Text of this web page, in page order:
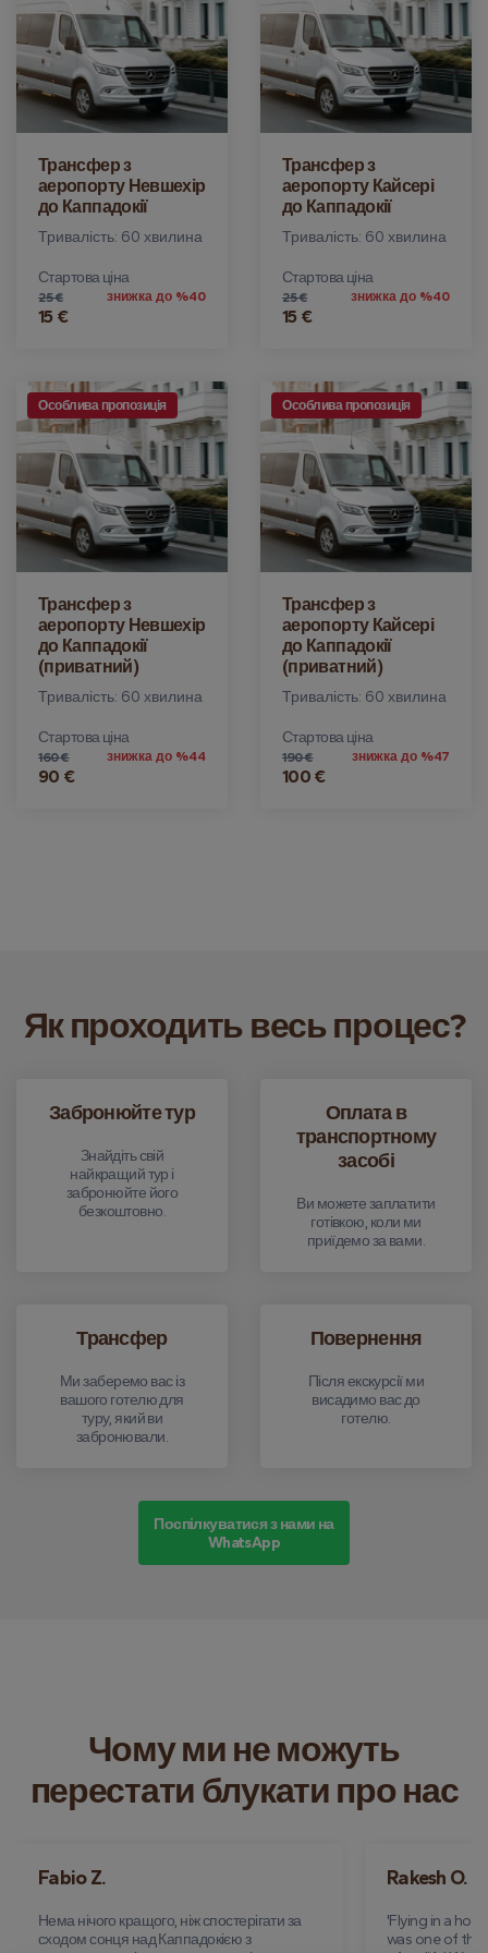
Трансфер з
аеропорту Невшехір
до Каппадокії
Тривалість: 60 хвилина
Стартова ціна
25 €
15 €
знижка до %40
Трансфер з
аеропорту Кайсері
до Каппадокії
Тривалість: 60 хвилина
Стартова ціна
25 €
15 €
знижка до %40
Особлива пропозиція
Трансфер з
аеропорту Невшехір
до Каппадокії
(приватний)
Тривалість: 60 хвилина
Стартова ціна
160 €
90 €
знижка до %44
Особлива пропозиція
Трансфер з
аеропорту Кайсері
до Каппадокії
(приватний)
Тривалість: 60 хвилина
Стартова ціна
190 €
100 €
знижка до %47
Як проходить весь процес?
Забронюйте тур
Знайдіть свій
найкращий тур і
забронюйте його
безкоштовно.
Оплата в
транспортному
засобі
Ви можете заплатити
готівкою, коли ми
приїдемо за вами.
Трансфер
Ми заберемо вас із
вашого готелю для
туру, який ви
забронювали.
Повернення
Після екскурсії ми
висадимо вас до
готелю.
Поспілкуватися з нами на
WhatsApp
Чому ми не можуть
перестати блукати про нас
Fabio Z.
Нема нічого кращого, ніж спостерігати за
сходом сонця над Каппадокією з
Rakesh O.
'Flying in a hot
was one of the